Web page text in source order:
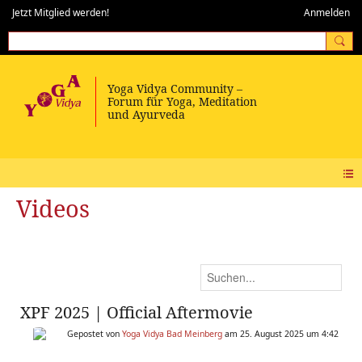
Jetzt Mitglied werden! Anmelden
Videos
XPF 2025 | Official Aftermovie
Gepostet von Yoga Vidya Bad Meinberg am 25. August 2025 um 4:42